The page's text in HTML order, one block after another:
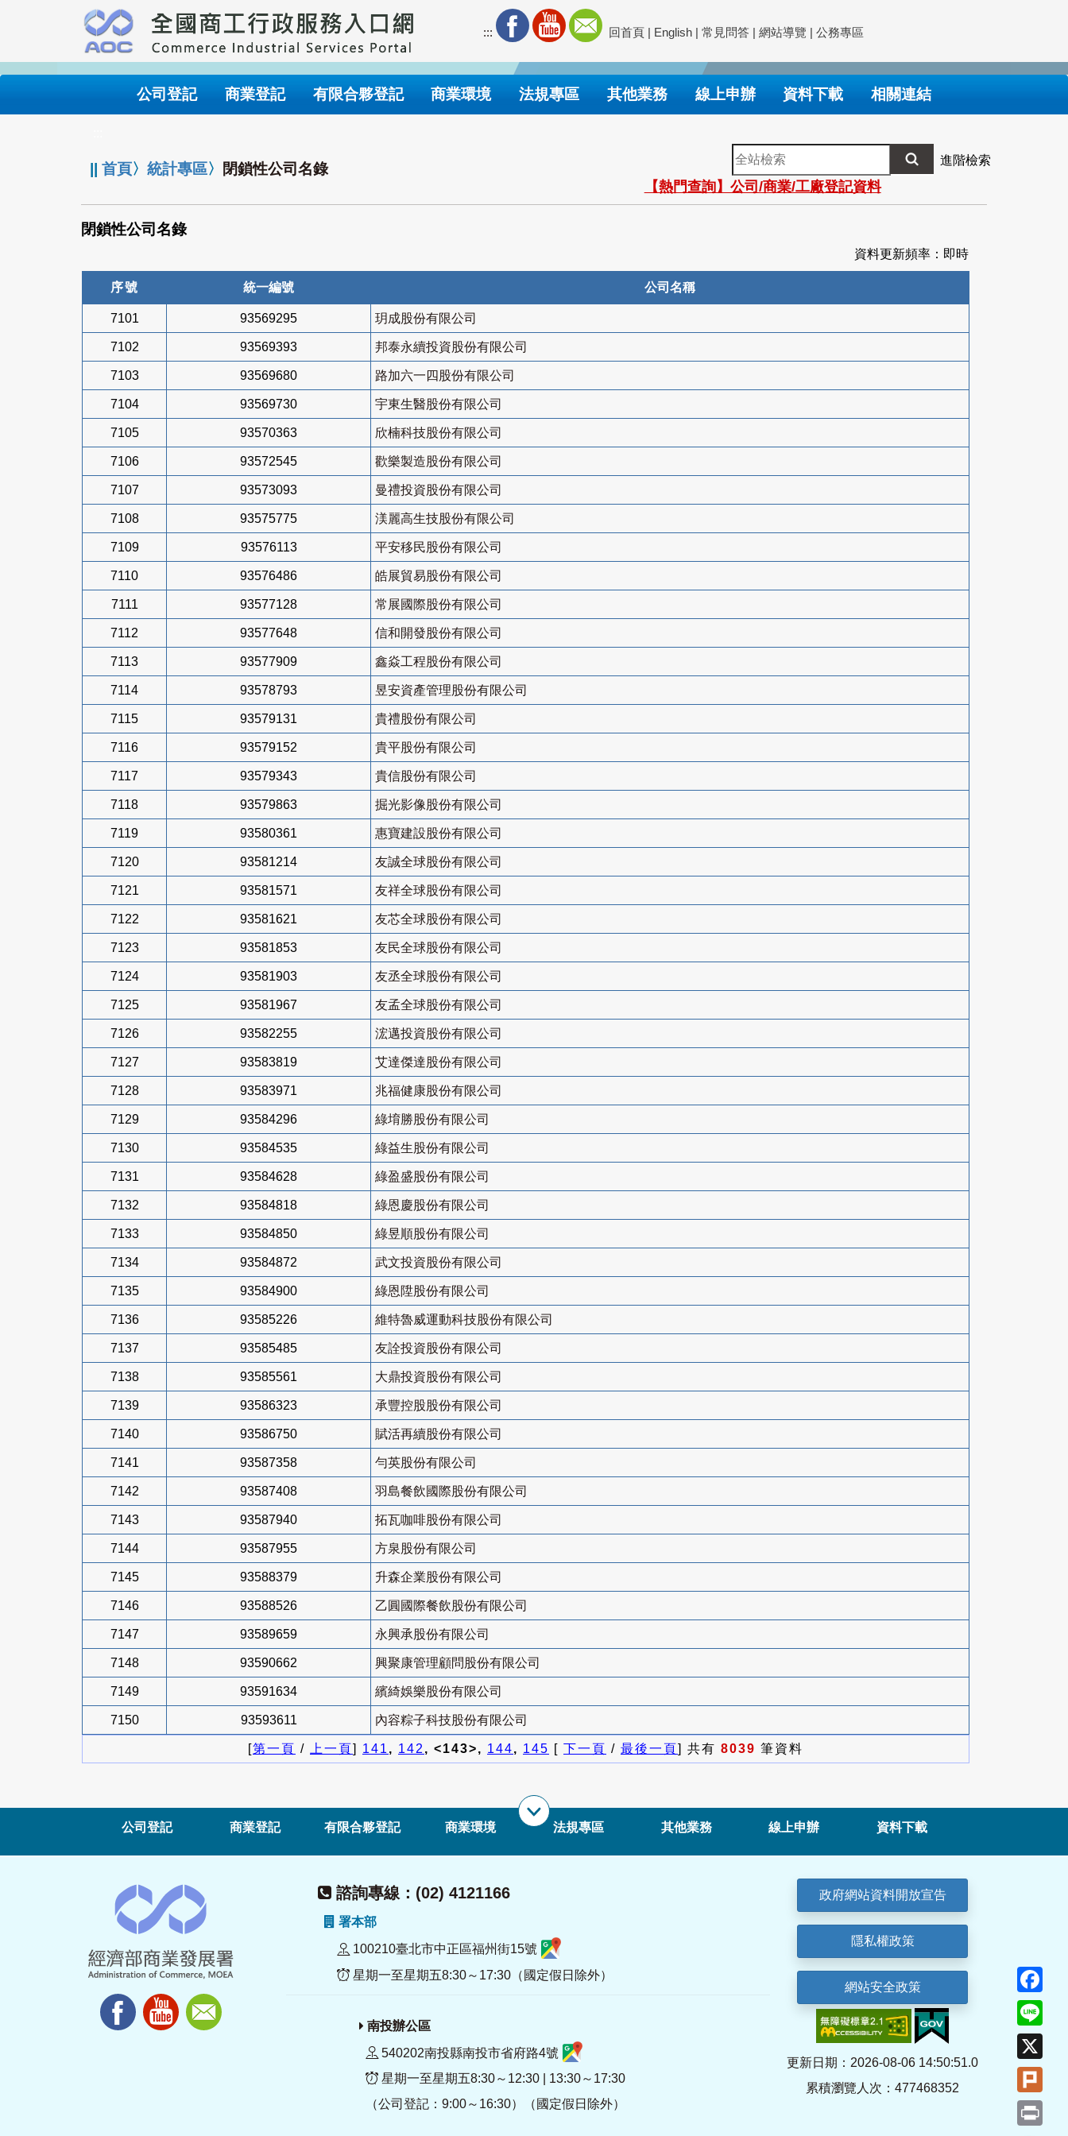
要
內
::: 回首頁 | English | 常見問答 | 網站導覽 | 公務專區
公司登記 商業登記 有限合夥登記 商業環境 法規專區 其他業務 線上申辦 資料下載 相關連結
||首頁〉統計專區〉 閉鎖性公司名錄
全
站
檢
索
進階檢索
【熱門查詢】公司/商業/工廠登記資料
閉鎖性公司名錄
資料更新頻率：即時
序號 統一編號 公司名稱
7101 93569295 玥成股份有限公司
7102 93569393 邦泰永續投資股份有限公司
7103 93569680 路加六一四股份有限公司
7104 93569730 宇東生醫股份有限公司
7105 93570363 欣楠科技股份有限公司
7106 93572545 歡樂製造股份有限公司
7107 93573093 曼禮投資股份有限公司
7108 93575775 渼麗高生技股份有限公司
7109 93576113 平安移民股份有限公司
7110 93576486 皓展貿易股份有限公司
7111 93577128 常展國際股份有限公司
7112 93577648 信和開發股份有限公司
7113 93577909 鑫焱工程股份有限公司
7114 93578793 昱安資產管理股份有限公司
7115 93579131 貴禮股份有限公司
7116 93579152 貴平股份有限公司
7117 93579343 貴信股份有限公司
7118 93579863 掘光影像股份有限公司
7119 93580361 惠寶建設股份有限公司
7120 93581214 友誠全球股份有限公司
7121 93581571 友祥全球股份有限公司
7122 93581621 友芯全球股份有限公司
7123 93581853 友民全球股份有限公司
7124 93581903 友丞全球股份有限公司
7125 93581967 友孟全球股份有限公司
7126 93582255 浤邁投資股份有限公司
7127 93583819 艾達傑達股份有限公司
7128 93583971 兆福健康股份有限公司
7129 93584296 綠堉勝股份有限公司
7130 93584535 綠益生股份有限公司
7131 93584628 綠盈盛股份有限公司
7132 93584818 綠恩慶股份有限公司
7133 93584850 綠昱順股份有限公司
7134 93584872 武文投資股份有限公司
7135 93584900 綠恩陞股份有限公司
7136 93585226 維特魯威運動科技股份有限公司
7137 93585485 友詮投資股份有限公司
7138 93585561 大鼎投資股份有限公司
7139 93586323 承豐控股股份有限公司
7140 93586750 賦活再續股份有限公司
7141 93587358 勻英股份有限公司
7142 93587408 羽島餐飲國際股份有限公司
7143 93587940 拓瓦咖啡股份有限公司
7144 93587955 方泉股份有限公司
7145 93588379 升森企業股份有限公司
7146 93588526 乙圓國際餐飲股份有限公司
7147 93589659 永興承股份有限公司
7148 93590662 興聚康管理顧問股份有限公司
7149 93591634 繽綺娛樂股份有限公司
7150 93593611 內容粽子科技股份有限公司
[第一頁 / 上一頁] 141, 142, <143>, 144, 145 [ 下一頁 / 最後一頁] 共有 8039 筆資料
公司登記 商業登記 有限合夥登記 商業環境 法規專區 其他業務 線上申辦 資料下載
諮詢專線：(02) 4121166
署本部
100210臺北市中正區福州街15號
星期一至星期五8:30～17:30（國定假日除外）
南投辦公區
540202南投縣南投市省府路4號
星期一至星期五8:30～12:30 | 13:30～17:30
（公司登記：9:00～16:30）（國定假日除外）
政府網站資料開放宣告
隱私權政策
網站安全政策
更新日期：2026-08-06 14:50:51.0
累積瀏覽人次：477468352